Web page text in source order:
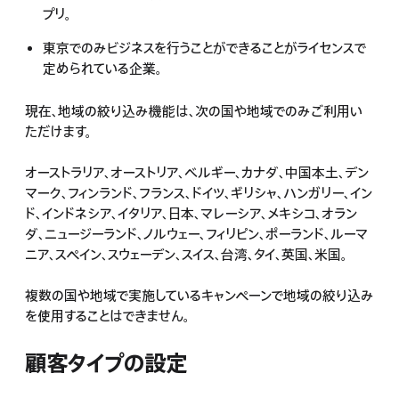
プリ。
東京でのみビジネスを行うことができることがライセンスで
定められている企業。
現在、地域の絞り込み機能は、次の国や地域でのみご利用い
ただけます。
オーストラリア、オーストリア、ベルギー、カナダ、中国本土、デン
マーク、フィンランド、フランス、ドイツ、ギリシャ、ハンガリー、イン
ド、インドネシア、イタリア、日本、マレーシア、メキシコ、オラン
ダ、ニュージーランド、ノルウェー、フィリピン、ポーランド、ルーマ
ニア、スペイン、スウェーデン、スイス、台湾、タイ、英国、米国。
複数の国や地域で実施しているキャンペーンで地域の絞り込み
を使用することはできません。
顧客タイプの設定